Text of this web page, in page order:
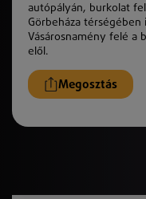
autópályán, burkolat
Görbeháza térségében
Vásárosnamény felé a
elől.
Megosztás